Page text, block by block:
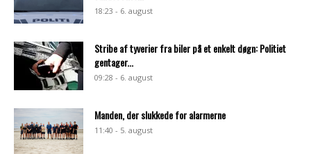
18:23 - 6. august
Stribe af tyverier fra biler på et enkelt døgn: Politiet
gentager...
09:28 - 6. august
Manden, der slukkede for alarmerne
11:40 - 5. august